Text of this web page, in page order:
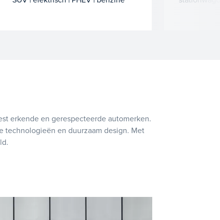
erkende en gerespecteerde automerken.
en duurzaam design. Met